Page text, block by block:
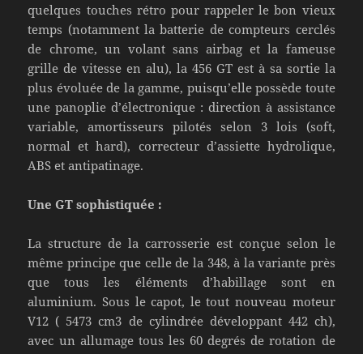
quelques touches rétro pour rappeler le bon vieux
temps (notamment la batterie de compteurs cerclés
de chrome, un volant sans airbag et la fameuse
grille de vitesse en alu), la 456 GT est à sa sortie la
plus évoluée de la gamme, puisqu’elle possède toute
une panoplie d’électronique : direction à assistance
variable, amortisseurs pilotés selon 3 lois (soft,
normal et hard), correcteur d’assiette hydrolique,
ABS et antipatinage.
Une GT sophistiquée :
La structure de la carrosserie est conçue selon le
même principe que celle de la 348, à la variante près
que tous les éléments d’habillage sont en
aluminium. Sous le capot, le tout nouveau moteur
V12 ( 5473 cm3 de cylindrée développant 442 ch),
avec un allumage tous les 60 degrés de rotation de